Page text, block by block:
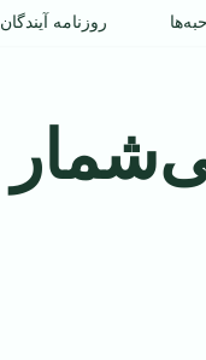
روزنامه آیندگان